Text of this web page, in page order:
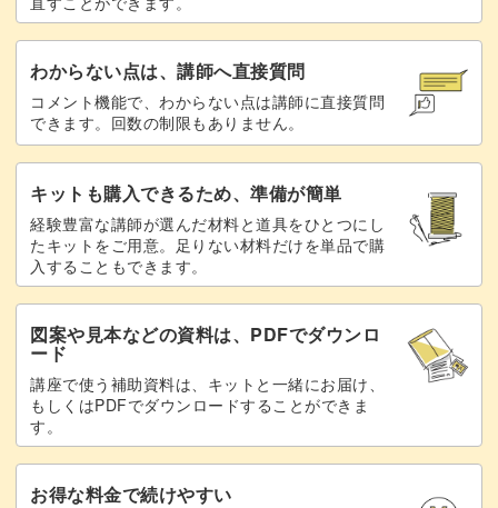
わからない点は、講師へ直接質問
コメント機能で、わからない点は講師に直接質問
できます。回数の制限もありません。
キットも購入できるため、準備が簡単
経験豊富な講師が選んだ材料と道具をひとつにし
たキットをご用意。足りない材料だけを単品で購
入することもできます。
図案や見本などの資料は、PDFでダウンロ
ード
講座で使う補助資料は、キットと一緒にお届け、
もしくはPDFでダウンロードすることができま
す。
お得な料金で続けやすい